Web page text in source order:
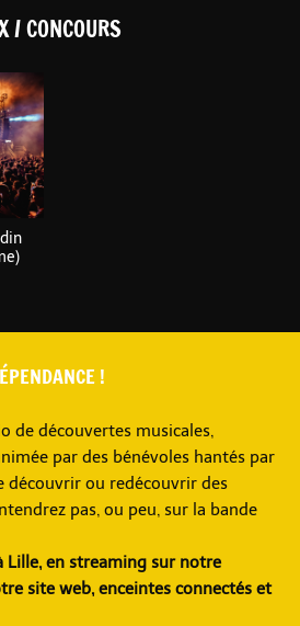
/ CONCOURS
!
de découvertes musicales,
par des bénévoles hantés par
découvrir ou redécouvrir des
pas, ou peu, sur la bande
Lille, en streaming sur notre
site web, enceintes connectés et